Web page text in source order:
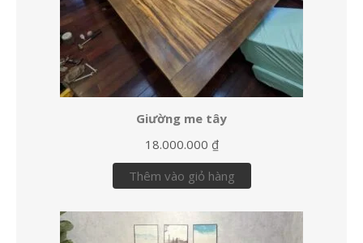
Giường me tây
18.000.000 ₫
Thêm vào giỏ hàng